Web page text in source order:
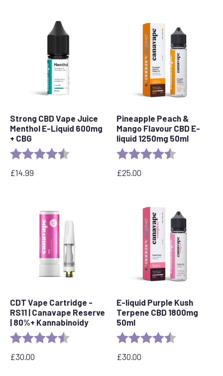
Strong CBD Vape Juice
Menthol E-Liquid 600mg
+ CBG
Rating: 4.5 out of 5 stars
£14.99
Pineapple Peach &
Mango Flavour CBD E-
liquid 1250mg 50ml
Rating:
£25.00
CDT Vape Cartridge -
RS11 | Canavape Reserve
| 80%+ Kannabinoidy
Rating: 4.7 out of 5 stars
£30.00
E-liquid Purple Kush
Terpene CBD 1800mg
50ml
Rating:
£30.00